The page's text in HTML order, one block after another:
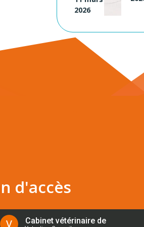
2026
d'accès